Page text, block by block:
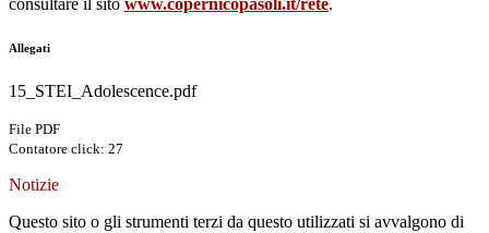
consultare il sito www.copernicopasoli.it/rete.
Allegati
15_STEI_Adolescence.pdf
File PDF
Contatore click: 27
Notizie
Questo sito o gli strumenti terzi da questo utilizzati si avvalgono di